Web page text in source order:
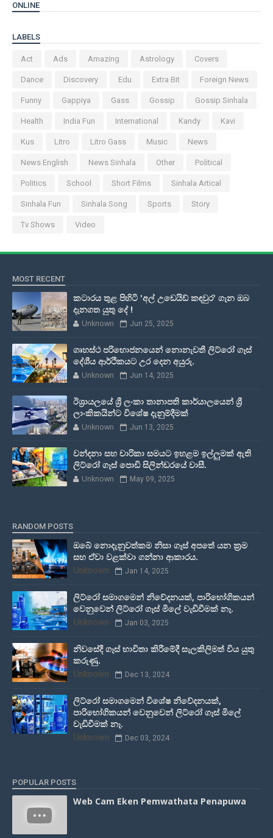
ONLINE
LABELS
Act Ads Amazing Astrology Covers
Dance Discovery Edu Extra Bit Foreign News
Funny Gappiya Gass Gossip Gossip Sinhala
Health India Fun International Kandy Kavi
Kus Litro Litro Gass Music News
News English News Sinhala Other Political
Politics School Short Films Sinhala Artical
Sinhala Fun Sinhala Song Sports Story
Tv Shows Video
MOST RECENT
කටාරය තුළ පිහිටි 'අල් උඩෙයිඩ් කඳවුර' ගැන ඔබ
දැනගත යුතු දේ !
Unknown Jun 25, 2025
ගෘහස්ථ පරිභොජනයෙන් නොනැවතී ලිට්රෝ ගෑස්
දේශීය ආර්ථිකයට උර දෙන අයුරු.
Unknown Jun 14, 2025
ඊශ්‍රායලයේ ශ්‍රී ලංකා තානාපති කාර්යාලයෙන් ශ්‍රී
ලාංකිකයින්ට විශේෂ දැනුම්දීමක්
Unknown Jun 13, 2025
වන්දනා සහ චාරිකා සමයට ඉහළම ඉල්ලුමක් ඇති
ලිට්රෝ ගෑස් පොඩි සිලින්ඩරයේ වාසී.
Unknown May 09, 2025
RANDOM POSTS
ඔබේ නොදැනුවත්කම නිසා ගෑස් අපතේ යන ක්‍රම
සහ ඒවා වළක්වා ගන්නා ආකාරය.
Unknown Jan 14, 2025
ලිට්රෝ සමාගමෙන් නිවේදනයක්, පාරිභෝගිකයන්
වෙනුවෙන් ලිට්රෝ ගෑස් මිලේ වැඩිවීමක් නෑ.
Unknown Jan 03, 2025
නිවසේදී ගෑස් භාවිතා කිරීමේදී සැලකිලිමත් විය යුතු
කරුණු.
Unknown Dec 13, 2024
ලිට්රෝ සමාගමෙන් විශේෂ නිවේදනයක්,
පාරිභෝගිකයන් වෙනුවෙන් ලිට්රෝ ගෑස් මිලේ
වැඩිවීමක් නෑ.
Unknown Dec 03, 2024
POPULAR POSTS
Web Cam Eken Pemwathata Penapuwa